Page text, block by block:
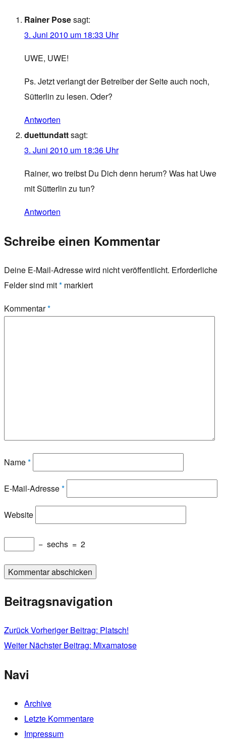
Rainer Posesagt:
3. Juni 2010 um 18:33 Uhr
UWE, UWE!
Ps. Jetzt verlangt der Betreiber der Seite auch noch,
Sütterlin zu lesen. Oder?
Antworten
duettundattsagt:
3. Juni 2010 um 18:36 Uhr
Rainer, wo treibst Du Dich denn herum? Was hat Uwe
mit Sütterlin zu tun?
Antworten
Schreibe einen Kommentar
Deine E-Mail-Adresse wird nicht veröffentlicht. Erforderliche
Felder sind mit* markiert
Kommentar*
Name*
E-Mail-Adresse*
Website
− sechs = 2
Beitragsnavigation
ZurückVorheriger Beitrag: Platsch!
Weiter Nächster Beitrag: Mixamatose
Navi
Archive
Letzte Kommentare
Impressum